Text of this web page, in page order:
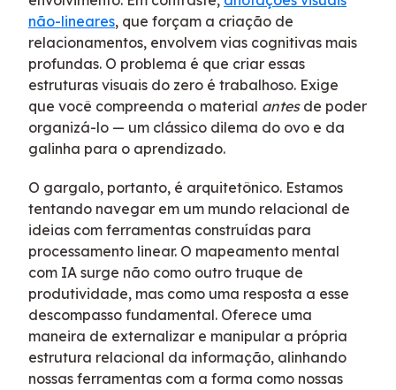
não-lineares, que forçam a criação de
relacionamentos, envolvem vias cognitivas mais
profundas. O problema é que criar essas
estruturas visuais do zero é trabalhoso. Exige
que você compreenda o material antesde poder
organizá-lo — um clássico dilema do ovo e da
galinha para o aprendizado.
O gargalo, portanto, é arquitetônico. Estamos
tentando navegar em um mundo relacional de
ideias com ferramentas construídas para
processamento linear. O mapeamento mental
com IA surge não como outro truque de
produtividade, mas como uma resposta a esse
descompasso fundamental. Oferece uma
maneira de externalizar e manipular a própria
estrutura relacional da informação, alinhando
nossas ferramentas com a forma como nossas